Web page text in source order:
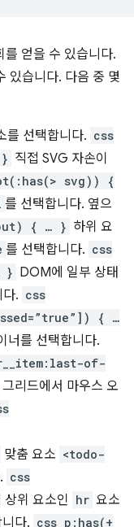
얻을 수 있습니다.
있습니다. 다음 중 몇
를 선택합니다. css
직접 SVG 자손이
svg)) {
를 선택합니다. 옆으
{ … } 하위 요
를 선택합니다. css
} DOM에 일부 상태
. css
{ …
너를 선택합니다.
of-
그리드에서 마우스 오
맞춤 요소 <todo-
css
상위 요소인 hr 요소
다. css p:has(+